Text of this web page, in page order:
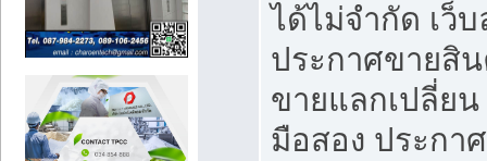
ได้ไม่จำกัด เว็
ประกาศขายสิ
ขายแลกเปลี่ย
มือสอง ประกา